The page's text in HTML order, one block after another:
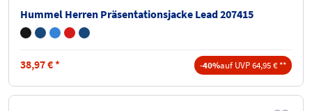
Hummel Herren Präsentationsjacke Lead 207415
38,97€ * -40%auf UVP 64,95 € **